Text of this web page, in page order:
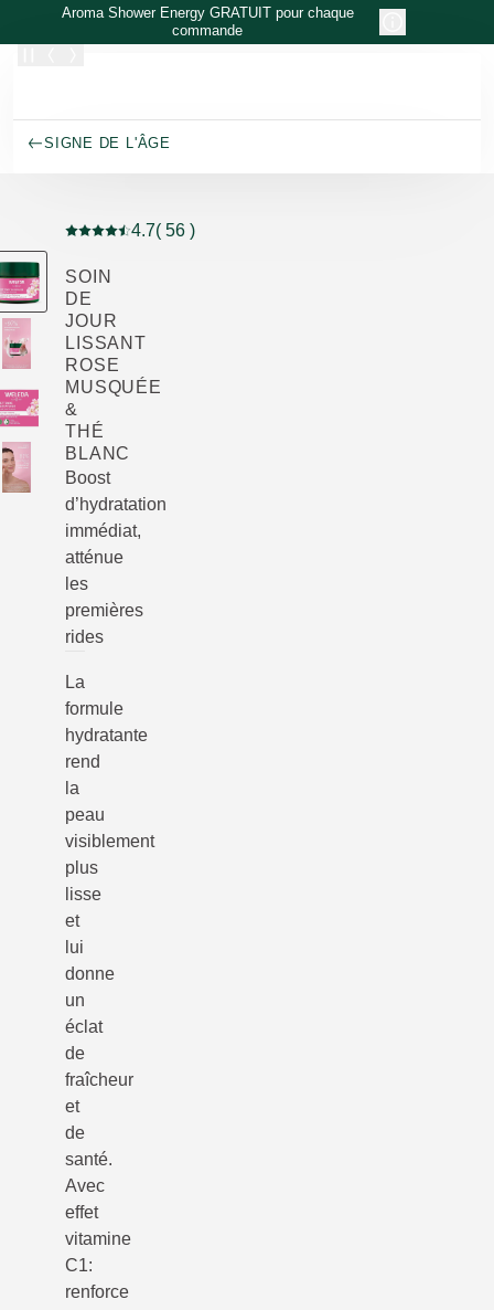
Allez au contenu principal
Aroma Shower Energy GRATUIT pour chaque
commande
SIGNE DE L'ÂGE
Note actuelle : 4.7 sur 5 étoiles Noté par 56 clients
4.7( 56 )
SOIN
DE
JOUR
LISSANT
ROSE
MUSQUÉE
&
THÉ
BLANC
Boost
d’hydratation
immédiat,
atténue
les
premières
rides
La
formule
hydratante
rend
la
peau
visiblement
plus
lisse
et
lui
donne
un
éclat
de
fraîcheur
et
de
santé.
Avec
effet
vitamine
C1:
renforce